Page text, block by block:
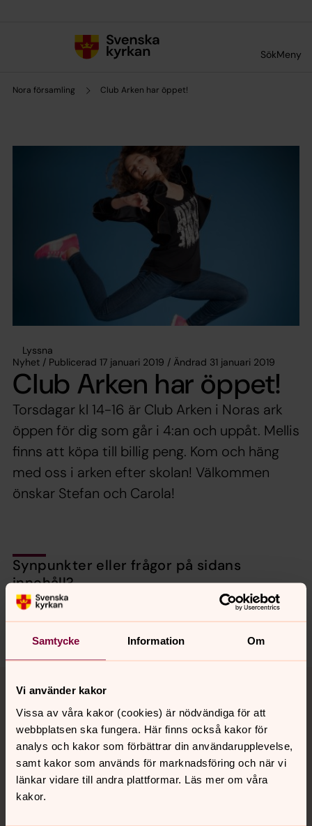
Samtycke Information Om
Vi använder kakor
Vissa av våra kakor (cookies) är nödvändiga för att
webbplatsen ska fungera. Här finns också kakor för
analys och kakor som förbättrar din användarupplevelse,
samt kakor som används för marknadsföring och när vi
länkar vidare till andra plattformar. Läs mer om våra
kakor.
SökMeny
Nora församling Club Arken har öppet!
Lyssna
Nyhet / Publicerad 17 januari 2019 / Ändrad 31 januari 2019
Club Arken har öppet!
Torsdagar kl 14-16 är Club Arken i Noras ark
öppen för dig som går i 4:an och uppåt. Mellis
finns att köpa till billig peng. Kom och häng
med oss i arken efter skolan! Välkommen
önskar Stefan och Carola!
Synpunkter eller frågor på sidans
innehåll?
nora.tarnsjo.forsamling@svenskakyrkan.se
Kontakt
Kalender